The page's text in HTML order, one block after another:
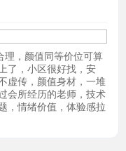
理，颜值同等价位可算
了，小区很好找，安
虚传，颜值身材，一堆
会所经历的老师，技术
，情绪价值，体验感拉